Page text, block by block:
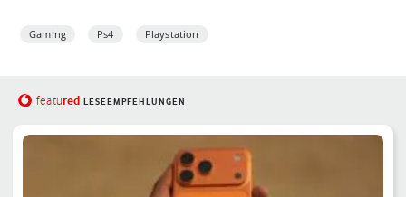
Gaming Ps4 Playstation
featured LESEEMPFEHLUNGEN